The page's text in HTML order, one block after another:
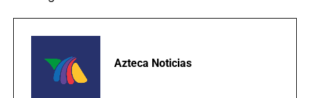
Azteca Noticias